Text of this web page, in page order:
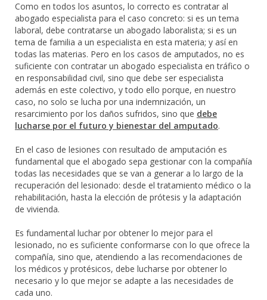
Como en todos los asuntos, lo correcto es contratar al
abogado especialista para el caso concreto: si es un tema
laboral, debe contratarse un abogado laboralista; si es un
tema de familia a un especialista en esta materia; y así en
todas las materias. Pero en los casos de amputados, no es
suficiente con contratar un abogado especialista en tráfico o
en responsabilidad civil, sino que debe ser especialista
además en este colectivo, y todo ello porque, en nuestro
caso, no solo se lucha por una indemnización, un
resarcimiento por los daños sufridos, sino que debe
lucharse por el futuro y bienestar del amputado.
En el caso de lesiones con resultado de amputación es
fundamental que el abogado sepa gestionar con la compañía
todas las necesidades que se van a generar a lo largo de la
recuperación del lesionado: desde el tratamiento médico o la
rehabilitación, hasta la elección de prótesis y la adaptación
de vivienda.
Es fundamental luchar por obtener lo mejor para el
lesionado, no es suficiente conformarse con lo que ofrece la
compañía, sino que, atendiendo a las recomendaciones de
los médicos y protésicos, debe lucharse por obtener lo
necesario y lo que mejor se adapte a las necesidades de
cada uno.